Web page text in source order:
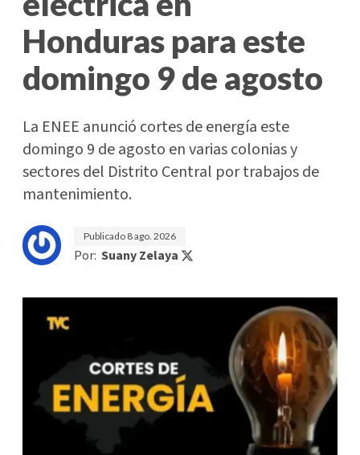
Honduras para este
domingo 9 de agosto
La ENEE anunció cortes de energía este
domingo 9 de agosto en varias colonias y
sectores del Distrito Central por trabajos de
mantenimiento.
Publicado 8 ago. 2026
Por: Suany Zelaya